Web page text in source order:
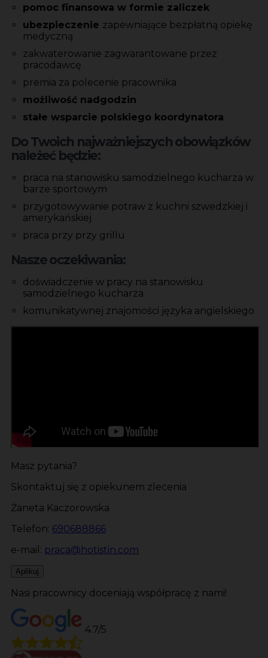
pomoc finansowa w formie zaliczek
ubezpieczenie zapewniające bezpłatną opiekę
medyczną
zakwaterowanie zagwarantowane przez
pracodawcę
premia za polecenie pracownika
możliwość nadgodzin
stałe wsparcie polskiego koordynatora
Do Twoich najważniejszych obowiązków
należeć będzie:
praca na stanowisku samodzielnego kucharza w
barze sportowym
przygotowywanie potraw z kuchni szwedzkiej i
amerykańskiej
praca przy przy grillu
Nasze oczekiwania:
doświadczenie w pracy na stanowisku
samodzielnego kucharza
komunikatywnej znajomości języka angielskiego
Masz pytania?
Skontaktuj się z opiekunem zlecenia
Żaneta Kaczorowska
Telefon: 690688866
e-mail: praca@hotistin.com
Aplikuj
Nasi pracownicy doceniają współpracę z nami!
4.7/5